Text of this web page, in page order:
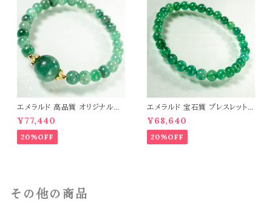
エメラルド 高品質 オリジナルデ
ザイン ブレスレット パワーストー
ン 天然石 t0545
¥77,440
20%OFF
エメラルド 宝石質 ブレスレット
パワーストーン 天然石 t0544
¥68,640
20%OFF
その他の商品